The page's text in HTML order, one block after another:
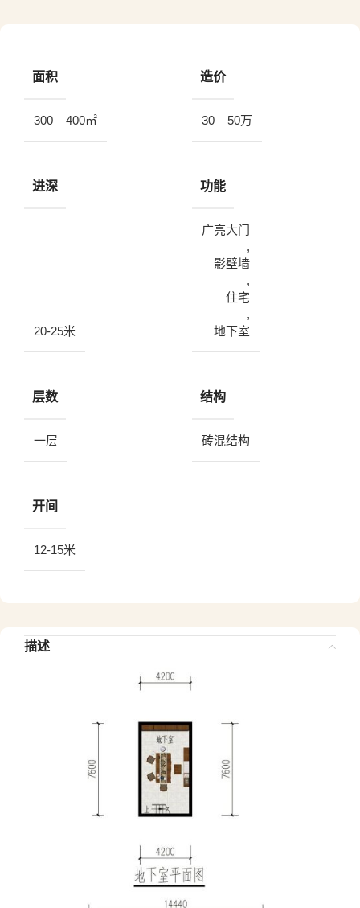
面积
300 – 400㎡
造价
30 – 50万
进深
20-25米
功能
广亮大门
,
影壁墙
,
住宅
,
地下室
层数
一层
结构
砖混结构
开间
12-15米
描述